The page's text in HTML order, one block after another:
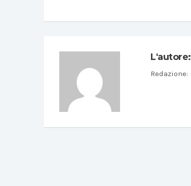
L'autore:
Redazione: